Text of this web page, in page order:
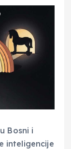
Bosni i
inteligencije